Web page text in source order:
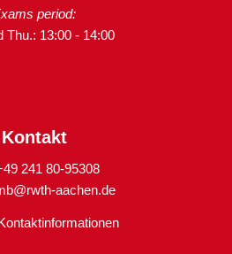
period:
Thu.: 13:00 - 14:00
Kontakt
241 80-95308
aachen.de